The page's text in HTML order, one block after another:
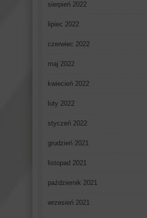
sierpień 2022
lipiec 2022
czerwiec 2022
maj 2022
kwiecień 2022
luty 2022
styczeń 2022
grudzień 2021
listopad 2021
październik 2021
wrzesień 2021